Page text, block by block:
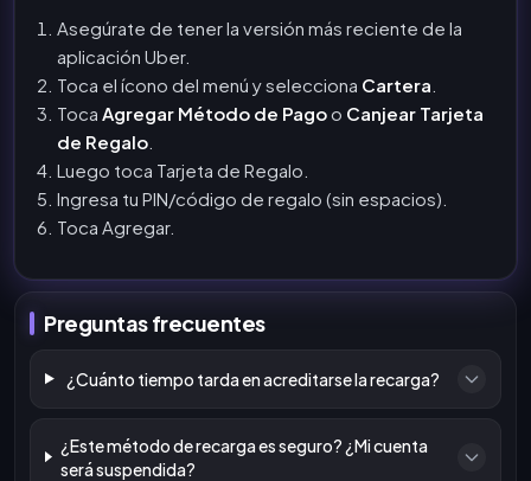
Asegúrate de tener la versión más reciente de la
aplicación Uber.
Toca el ícono del menú y selecciona Cartera
Toca Agregar Método de Pagoo Canjear Tarjeta
de Regalo.
Luego toca Tarjeta de Regalo.
Ingresa tu PIN/código de regalo (sin espacios).
Toca Agregar.
Preguntas frecuentes
¿Cuánto tiempo tarda en acreditarse la recarga?
¿Este método de recarga es seguro? ¿Mi cuenta
será suspendida?